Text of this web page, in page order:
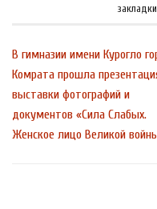
закладки
В гимназии имени Курогло
Комрата прошла
выставки фотографий и
документов «Сила Слабых.
Женское лицо Великой